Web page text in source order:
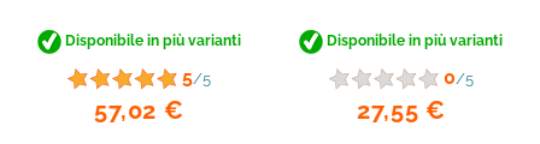
favorite_border
Disponibile in più varianti
5/5
57,02 €
Disponibile in più varianti
0/5
27,55 €